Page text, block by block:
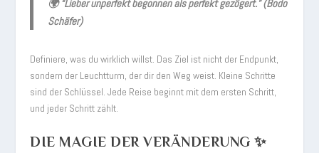
🌍“Lieber unperfekt begonnen als perfekt gezögert.” (Bodo
Schäfer)
Definiere, was du wirklich willst. Das Ziel ist nicht der Endpunkt,
sondern der Leuchtturm, der dir den Weg weist. Kleine Schritte
sind der Schlüssel. Jede Reise beginnt mit dem ersten Schritt,
und jeder Schritt zählt.
DIE MAGIE DER VERÄNDERUNG ✨